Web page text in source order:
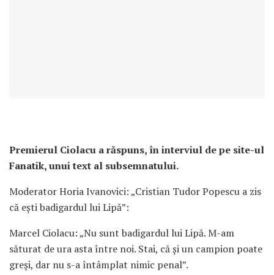
Premierul Ciolacu a răspuns, în interviul de pe site-ul
Fanatik, unui text al subsemnatului.
Moderator Horia Ivanovici: „Cristian Tudor Popescu a zis
că ești badigardul lui Lipă”:
Marcel Ciolacu: „Nu sunt badigardul lui Lipă. M-am
săturat de ura asta între noi. Stai, că și un campion poate
greși, dar nu s-a întâmplat nimic penal”.